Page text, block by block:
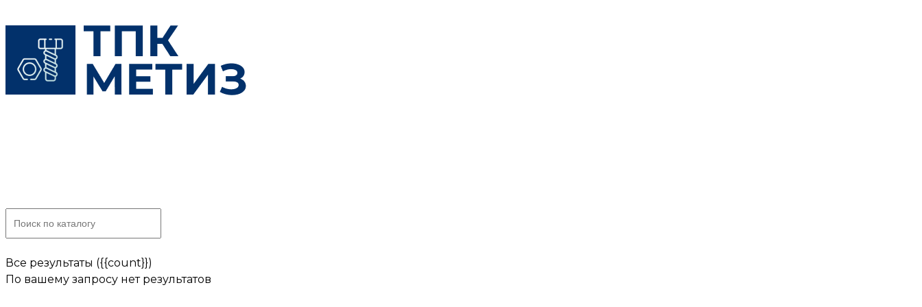
content
Все результаты ({{count}})
По вашему запросу нет результатов